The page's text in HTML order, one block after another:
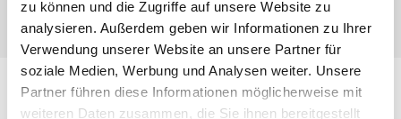
zu können und die Zugriffe auf unsere Website zu
analysieren. Außerdem geben wir Informationen zu Ihrer
Verwendung unserer Website an unsere Partner für
soziale Medien, Werbung und Analysen weiter. Unsere
Partner führen diese Informationen möglicherweise mit
weiteren Daten zusammen, die Sie ihnen bereitgestellt
Meine Wahl